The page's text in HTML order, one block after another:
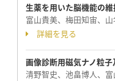
生薬を用いた脳機能の
富山貴美、梅田知宙、
詳細を見る
画像診断用磁気ナノ粒
清野智史、池畠博人、